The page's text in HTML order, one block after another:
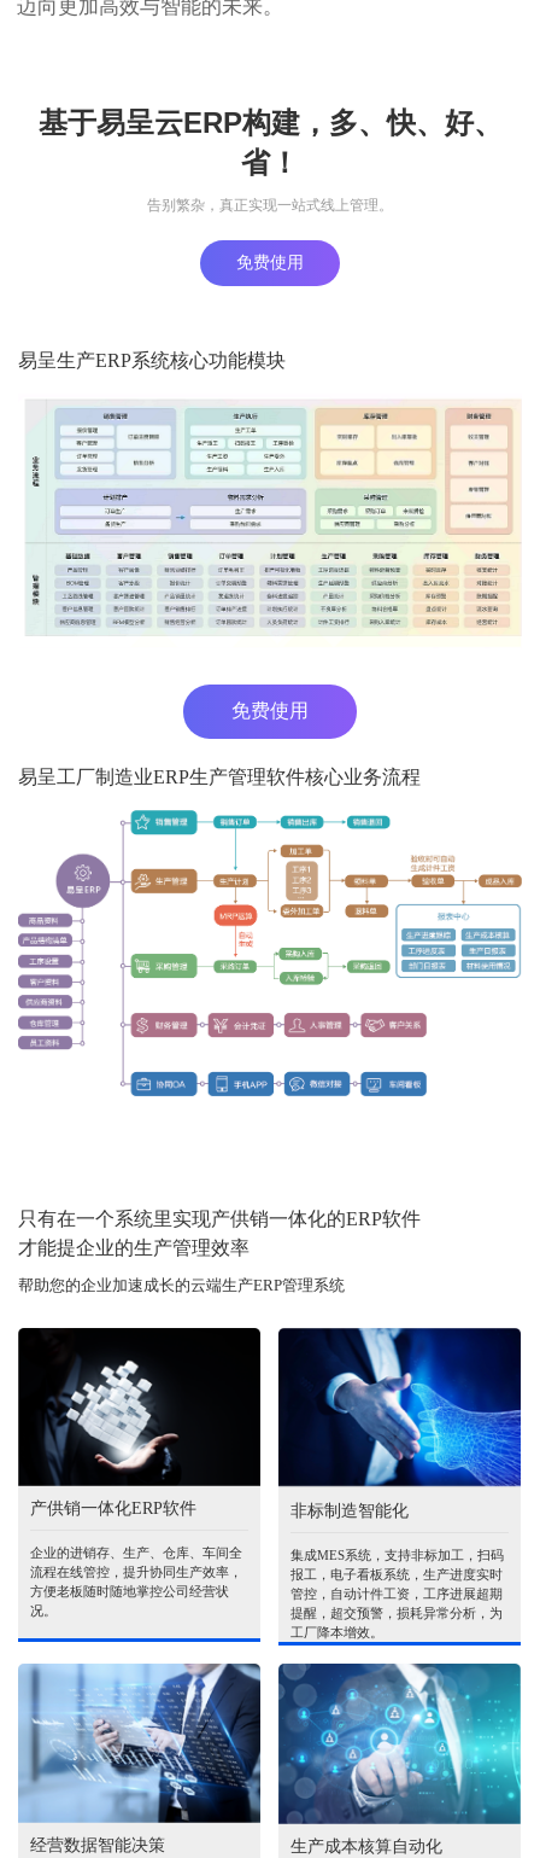
迈向更加高效与智能的未来。
基于易呈云ERP构建，多、快、好、
省！
告别繁杂，真正实现一站式线上管理。
免费使用
易呈生产ERP系统核心功能模块
免费使用
易呈工厂制造业ERP生产管理软件核心业务流程
只有在一个系统里实现产供销一体化的ERP软件
才能提企业的生产管理效率
帮助您的企业加速成长的云端生产ERP管理系统
产供销一体化ERP软件
企业的进销存、生产、仓库、车间全
流程在线管控，提升协同生产效率，
方便老板随时随地掌控公司经营状
况。
非标制造智能化
集成MES系统，支持非标加工，扫码
报工，电子看板系统，生产进度实时
管控，自动计件工资，工序进展超期
提醒，超交预警，损耗异常分析，为
工厂降本增效。
经营数据智能决策 生产成本核算自动化